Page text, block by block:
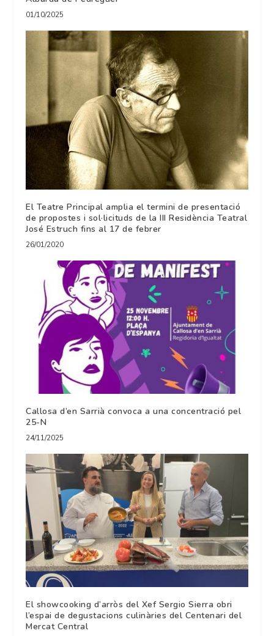
01/10/2025
El Teatre Principal amplia el termini de presentació
de propostes i sol·licituds de la III Residència Teatral
José Estruch fins al 17 de febrer
26/01/2020
Callosa d’en Sarrià convoca a una concentració pel
25-N
24/11/2025
El showcooking d’arròs del Xef Sergio Sierra obri
l’espai de degustacions culinàries del Centenari del
Mercat Central